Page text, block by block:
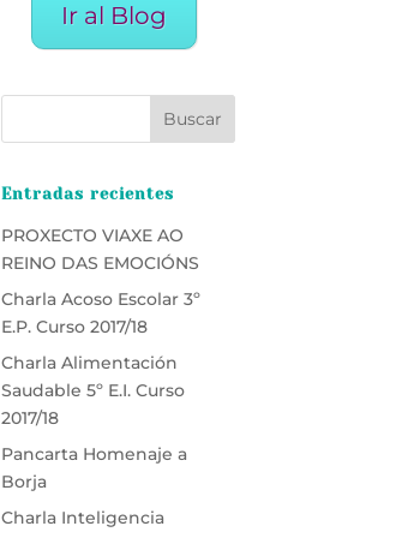
Ir al Blog
Entradas recientes
PROXECTO VIAXE AO
REINO DAS EMOCIÓNS
Charla Acoso Escolar 3º
E.P. Curso 2017/18
Charla Alimentación
Saudable 5º E.I. Curso
2017/18
Pancarta Homenaje a
Borja
Charla Inteligencia